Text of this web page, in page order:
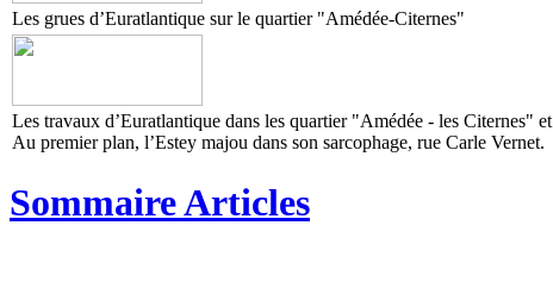
Les grues d’Euratlantique sur le quartier "Amédée-Citernes"
Les travaux d’Euratlantique dans les quartier "Amédée - les Citernes"
Au premier plan, l’Estey majou dans son sarcophage, rue Carle Vernet.
Sommaire Articles